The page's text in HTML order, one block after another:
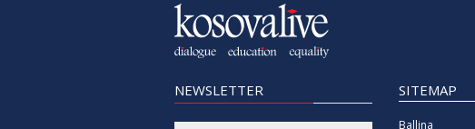
NEWSLETTER SITEMAP
Ballina